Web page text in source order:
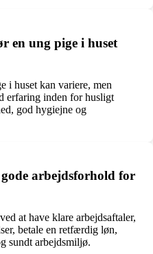
en ung pige i huset
i huset kan variere, men
erfaring inden for husligt
god hygiejne og
arbejdsforhold for
at have klare arbejdsaftaler,
betale en retfærdig løn,
sundt arbejdsmiljø.